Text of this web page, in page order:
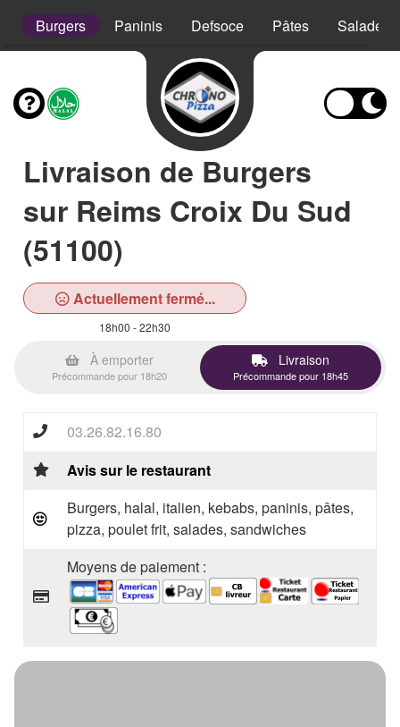
Burgers Paninis Defsoce Pâtes Salades
Livraison de Burgers
sur Reims Croix Du Sud
(51100)
Actuellement fermé...
18h00 - 22h30
À emporter
Précommande pour 18h20
Livraison
Précommande pour 18h45
03.26.82.16.80
Avis sur le restaurant
Burgers, halal, italien, kebabs, paninis, pâtes,
pizza, poulet frit, salades, sandwiches
Moyens de paiement :